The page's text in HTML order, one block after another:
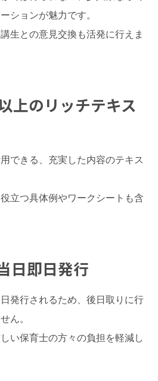
ションが魅力です。
生との意見交換も活発に行えま
上のリッチテキス
できる、充実した内容のテキス
立つ具体例やワークシートも含
日即日発行
発行されるため、後日取りに行
ん。
い保育士の方々の負担を軽減し